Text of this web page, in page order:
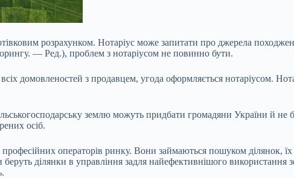
розрахунком. Нотаріус може запитати про джерела
— Ред.), проблем з нотаріусом не повинно бути.
домовленостей з продавцем, угода оформляється нотаріусом.
землю можуть придбати громадяни України й не
осіб.
операторів ринку. Вони займаються пошуком ділянок,
беруть ділянки в управління задля найефективнішого використання